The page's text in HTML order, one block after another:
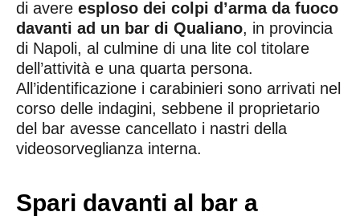
di avere esploso dei colpi d’arma da fuoco
davanti ad un bar di Qualiano, in provincia
di Napoli, al culmine di una lite col titolare
dell’attività e una quarta persona.
All’identificazione i carabinieri sono arrivati nel
corso delle indagini, sebbene il proprietario
del bar avesse cancellato i nastri della
videosorveglianza interna.
Spari davanti al bar a